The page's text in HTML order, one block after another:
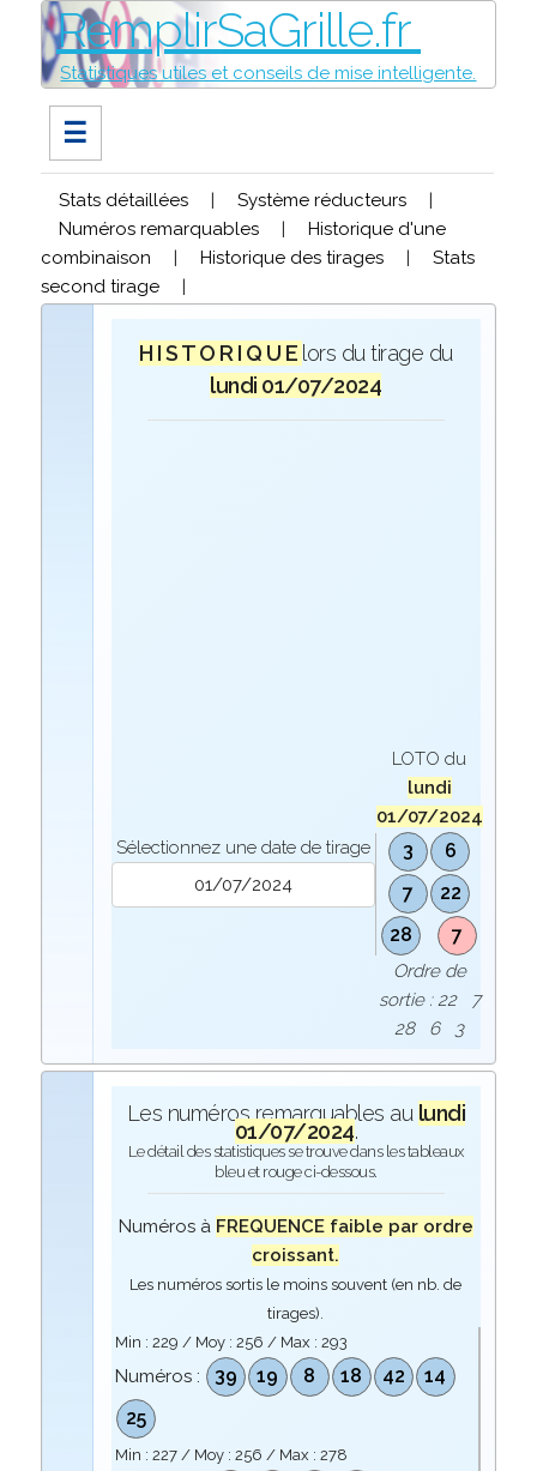
RemplirSaGrille.fr
Statistiques utiles et conseils de mise intelligente.
☰
Stats détaillées | Système réducteurs
|
Numéros remarquables
|
Historique d'une
combinaison
| Historique des tirages |
Stats
second tirage
|
H I S T O R I Q U E lors du tirage du
lundi 01/07/2024
Sélectionnez une date de tirage
LOTO du
lundi
01/07/2024
3
6
7
22
28
7
Ordre de
sortie : 22 7
28 6 3
Les numéros remarquables au lundi
01/07/2024.
Le détail des statistiques se trouve dans les tableaux
bleu et rouge ci-dessous.
Numéros à FREQUENCE faible par ordre
croissant.
Les numéros sortis le moins souvent (en nb. de
tirages).
Min : 229 / Moy : 256 / Max : 293
Numéros : 39 19 8 18 42
14
25
Min : 227/ Moy : 256 / Max : 278